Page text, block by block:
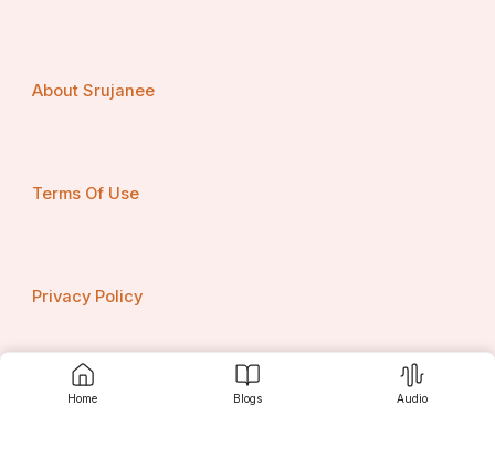
Home Blogs Audio
About Srujanee
Terms Of Use
Privacy Policy
Contact us